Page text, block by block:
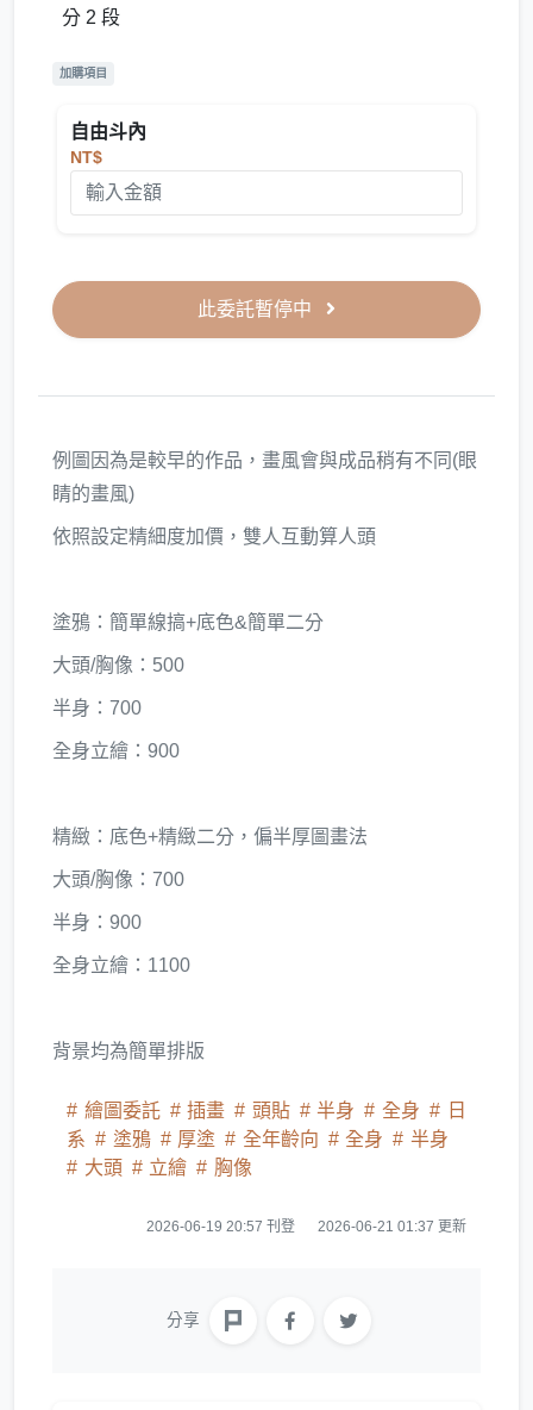
分 2 段
加購項目
自由斗內
NT$
此委託暫停中
例圖因為是較早的作品，畫風會與成品稍有不同(眼
睛的畫風)
依照設定精細度加價，雙人互動算人頭
塗鴉：簡單線搞+底色&簡單二分
大頭/胸像：500
半身：700
全身立繪：900
精緻：底色+精緻二分，偏半厚圖畫法
大頭/胸像：700
半身：900
全身立繪：1100
背景均為簡單排版
繪圖委託 插畫 頭貼 半身 全身
日
系
塗鴉 厚塗 全年齡向 全身
半身
大頭
立繪 胸像
2026-06-19 20:57 刊登 2026-06-21 01:37 更新
分享